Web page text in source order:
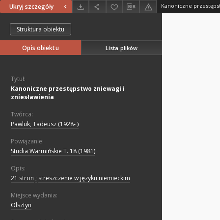
Ukryj szczegóły Kanoniczne
Struktura obiektu
Opis obiektu Lista plików
Tytuł:
Kanoniczne przestępstwo zniewagi i
zniesławienia
Twórca:
Pawluk, Tadeusz (1928- )
Powiązanie:
Studia Warmińskie T. 18 (1981)
Opis:
21 stron ; streszczenie w języku niemieckim
Miejsce wydania:
Olsztyn